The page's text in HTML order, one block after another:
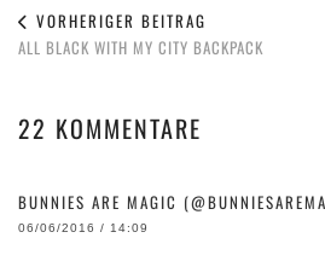
VORHERIGER BEITRAG
ALL BLACK WITH MY CITY BACKPACK
22 KOMMENTARE
BUNNIES ARE MAGIC
06/06/2016 / 14:09